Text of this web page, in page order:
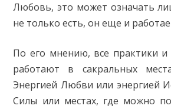
Любовь, это может означать
не только есть, он еще и
По его мнению, все практики
работают в сакральных
Энергией Любви или энергией
Силы или местах, где можно